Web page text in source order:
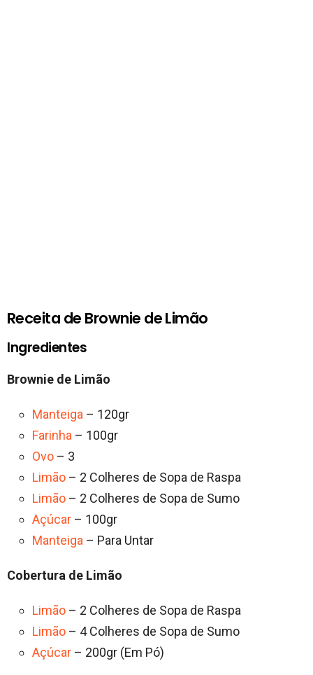
Receita de Brownie de Limão
Ingredientes
Brownie de Limão
Manteiga – 120gr
Farinha – 100gr
Ovo – 3
Limão – 2 Colheres de Sopa de Raspa
Limão – 2 Colheres de Sopa de Sumo
Açúcar – 100gr
Manteiga – Para Untar
Cobertura de Limão
Limão – 2 Colheres de Sopa de Raspa
Limão – 4 Colheres de Sopa de Sumo
Açúcar – 200gr (Em Pó)